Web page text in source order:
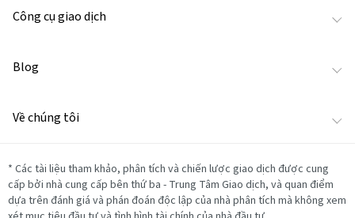
Công cụ giao dịch
Blog
Về chúng tôi
* Các tài liệu tham khảo, phân tích và chiến lược giao dịch được cung
cấp bởi nhà cung cấp bên thứ ba - Trung Tâm Giao dịch, và quan điểm
dựa trên đánh giá và phán đoán độc lập của nhà phân tích mà không xem